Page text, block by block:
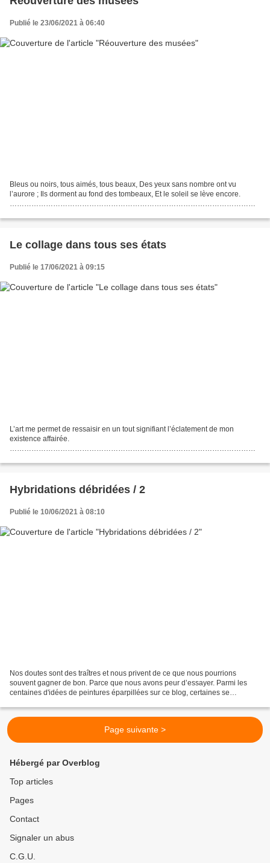
Publié le 23/06/2021 à 06:40
Bleus ou noirs, tous aimés, tous beaux, Des yeux sans nombre ont vu
l’aurore ; Ils dorment au fond des tombeaux, Et le soleil se lève encore.
…………………………………………………………………………………………
……………………………………………..
……………………………………….. Depuis...
Le collage dans tous ses états
Publié le 17/06/2021 à 09:15
L’art me permet de ressaisir en un tout signifiant l’éclatement de mon
existence affairée.
…………………………………………………………………………………………
…………………………………………………………………………………………
……………… Réédition...
Hybridations débridées / 2
Publié le 10/06/2021 à 08:10
Nos doutes sont des traîtres et nous privent de ce que nous pourrions
souvent gagner de bon. Parce que nous avons peur d’essayer. Parmi les
centaines d'idées de peintures éparpillées sur ce blog, certaines se
Page suivante >
Hébergé par Overblog
Top articles
Pages
Contact
Signaler un abus
C.G.U.